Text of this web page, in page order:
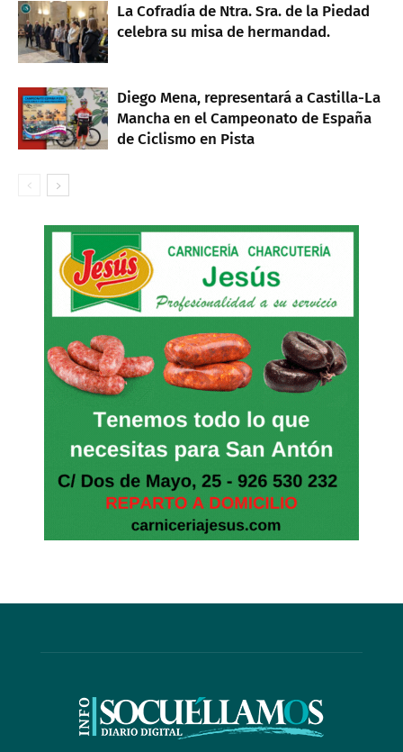
La Cofradía de Ntra. Sra. de la Piedad
celebra su misa de hermandad.
Diego Mena, representará a Castilla-La
Mancha en el Campeonato de España
de Ciclismo en Pista